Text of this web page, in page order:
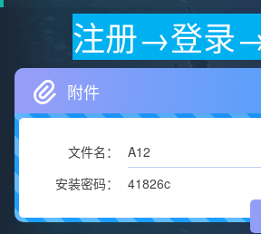
注册→登录
附件
文件名：
A12
安装密码：
41826c